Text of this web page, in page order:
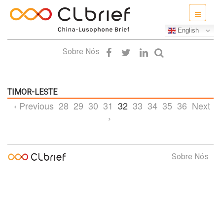
Sobre Nós
TIMOR-LESTE
‹ Previous 28 29 30 31 32 33 34 35 36 Next
›
Sobre Nós
English